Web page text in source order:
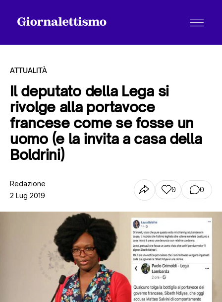
Tutti gli articoli
Chi siamo
Contatti
ATTUALITÀ
Il deputato della Lega si
rivolge alla portavoce
francese come se fosse un
uomo (e la invita a casa della
Boldrini)
Redazione
2 Lug 2019
0 0